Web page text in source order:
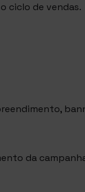
ciclo de vendas.
da